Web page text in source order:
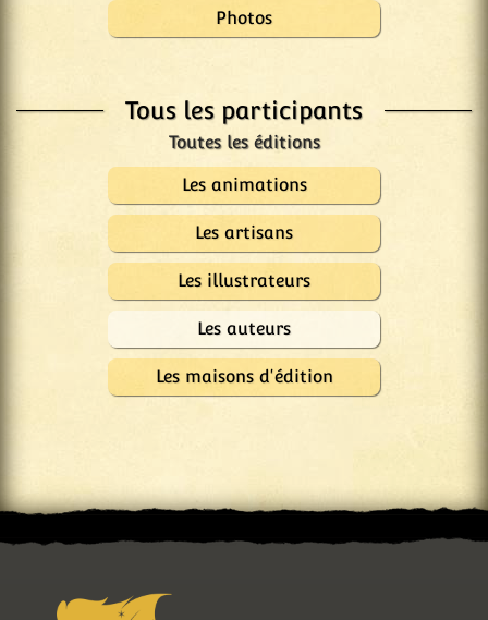
Photos
Tous les participants
Les animations
Les artisans
Les illustrateurs
Les auteurs
Les maisons d'édition